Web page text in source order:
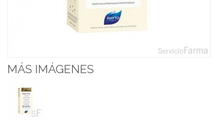
MÁS IMÁGENES